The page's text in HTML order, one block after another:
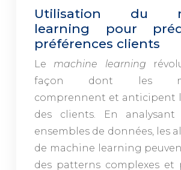
Utilisation du
learning pour
préférences clients
Le machine learning
façon dont les
comprennent et anticipent
des clients. En analysant
ensembles de données, les
de machine learning
des patterns complexes et